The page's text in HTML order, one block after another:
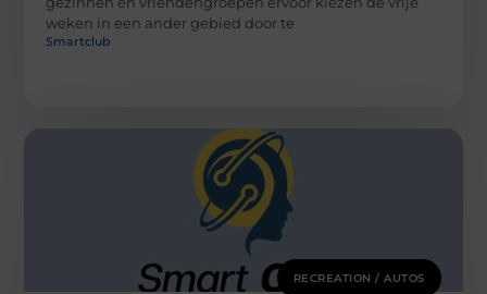
weken in een ander gebied door te
Smartclub
RECREATION / AUTOS